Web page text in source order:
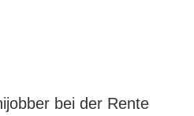
bei der Rente